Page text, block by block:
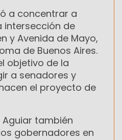
a concentrar a
intersección de
y Avenida de Mayo,
de Buenos Aires.
objetivo de la
a senadores y
el proyecto de
Aguiar también
gobernadores en